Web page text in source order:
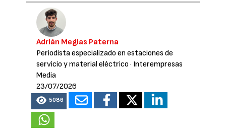
Adrián Megías Paterna
Periodista especializado en estaciones de
servicio y material eléctrico · Interempresas
Media
23/07/2026
5086